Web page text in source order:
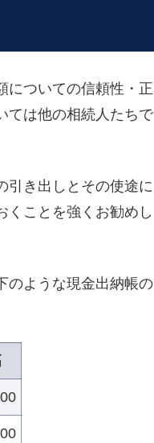
についての信頼性・正
ては他の相続人たちで
引き出しとその使途に
くことを強くお勧めし
のような現金出納帳の